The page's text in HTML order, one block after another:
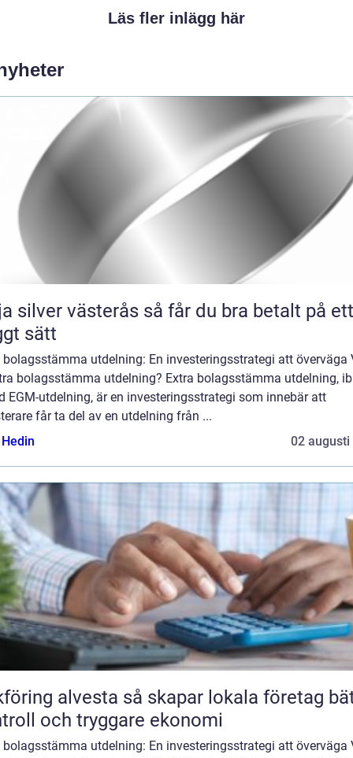
Läs fler inlägg här
västerås så får du bra betalt på ett
sätt
bolagsstämma utdelning: En investeringsstrategi att överväga
bolagsstämma utdelning? Extra bolagsstämma utdelning,
EGM-utdelning, är en investeringsstrategi som innebär att
får ta del av en utdelning från ...
02 augusti
så skapar lokala företag bättre
och tryggare ekonomi
bolagsstämma utdelning: En investeringsstrategi att överväga